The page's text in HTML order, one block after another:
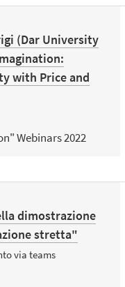
(Dar University
with Price and
Webinars 2022
dimostrazione
stretta"
via teams